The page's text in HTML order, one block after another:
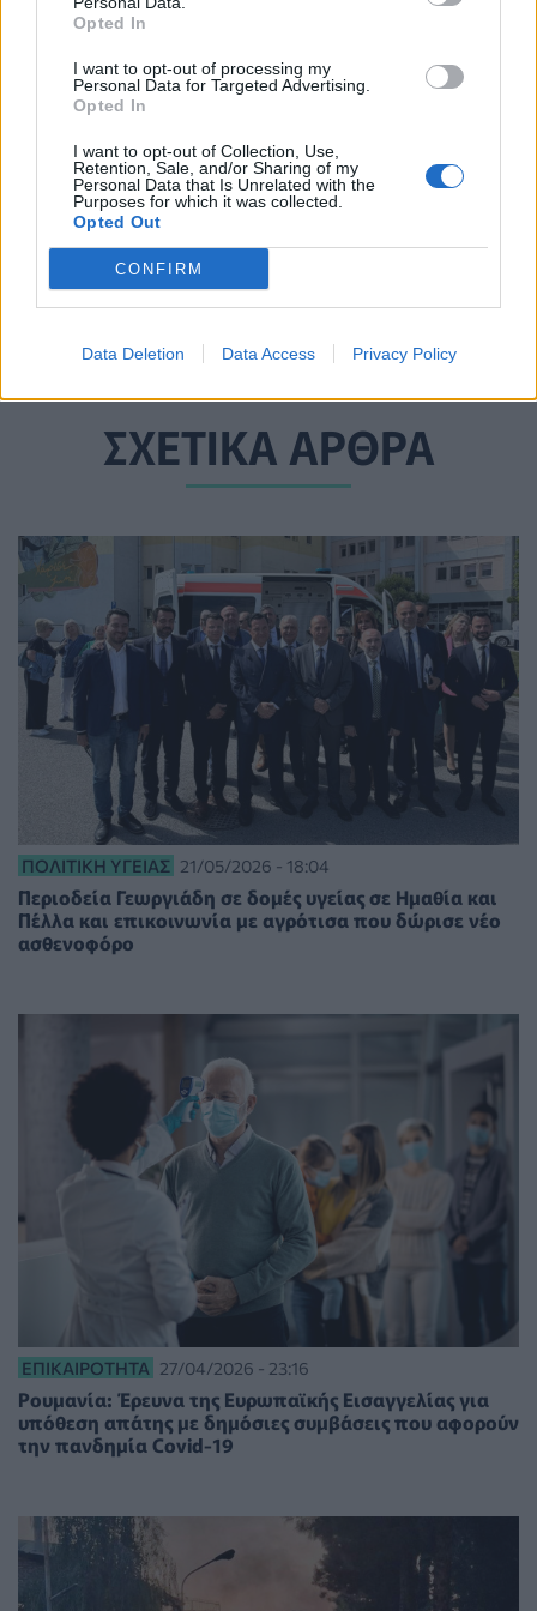
Opted In
I want to opt-out of processing my
Personal Data for Targeted Advertising.
Opted In
I want to opt-out of Collection, Use,
Retention, Sale, and/or Sharing of my
Personal Data that Is Unrelated with the
Purposes for which it was collected.
Opted Out
CONFIRM
Data Deletion Data Access Privacy Policy
Φόρουμ Δελφών: Ο φάκελος του
ασθενούς και οι ποιοτικές
17 Απριλίου 2024
Καταγγελία παραπληγικών στον
Γεωργιάδη για μεταφορά του
κόστους του clawback σε ασθενείς
17 Απριλίου 2024
ΣΧΕΤΙΚΑ ΑΡΘΡΑ
ΠΟΛΙΤΙΚΉ ΥΓΕΊΑΣ 21/05/2026 - 18:04
Περιοδεία Γεωργιάδη σε δομές υγείας σε Ημαθία και
Πέλλα και επικοινωνία με αγρότισα που δώρισε νέο
ασθενοφόρο
ΕΠΙΚΑΙΡΌΤΗΤΑ 27/04/2026 - 23:16
Ρουμανία: Έρευνα της Ευρωπαϊκής Εισαγγελίας για
υπόθεση απάτης με δημόσιες συμβάσεις που αφορούν
την πανδημία Covid-19